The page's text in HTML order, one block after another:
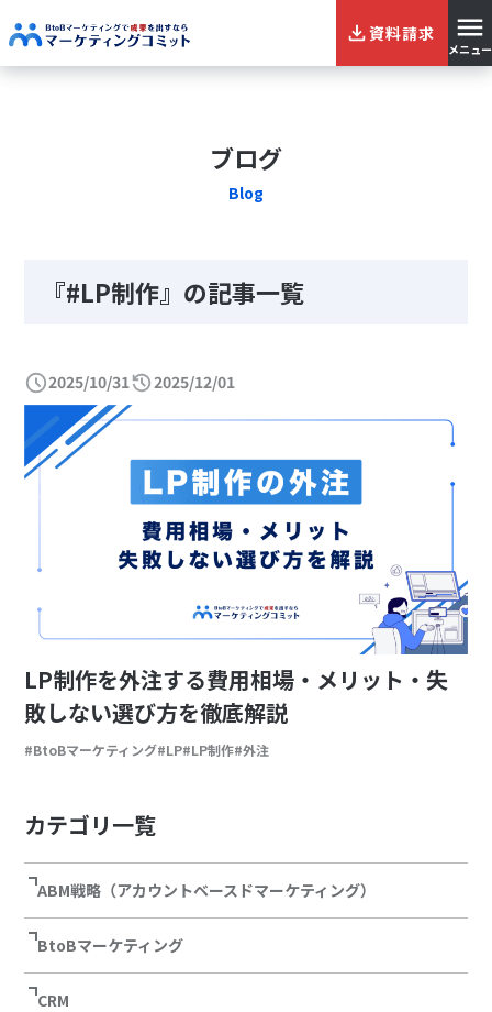
資料請求
メニュー
ブログ
Blog
『#LP制作』の記事一覧
2025/10/31 2025/12/01
LP制作を外注する費用相場・メリット・失
敗しない選び方を徹底解説
BtoBマーケティング LP LP制作 外注
カテゴリ一覧
ABM戦略（アカウントベースドマーケティング）
BtoBマーケティング
CRM